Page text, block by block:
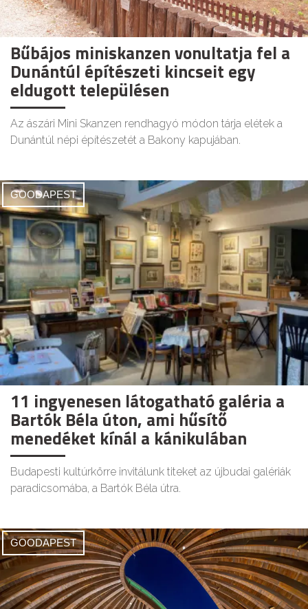
Bűbájos miniskanzen vonultatja fel a
Dunántúl építészeti kincseit egy
eldugott településen
Az ászári Mini Skanzen rendhagyó módon tárja elétek a
Dunántúl népi építészetét a Bakony kapujában.
GOODAPEST
11 ingyenesen látogatható galéria a
Bartók Béla úton, ami hűsítő
menedéket kínál a kánikulában
Budapesti kultúrkörre invitálunk titeket az újbudai galériák
paradicsomába, a Bartók Béla útra.
GOODAPEST